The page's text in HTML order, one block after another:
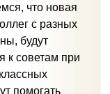
что новая
с разных
будут
к советам при
помогать